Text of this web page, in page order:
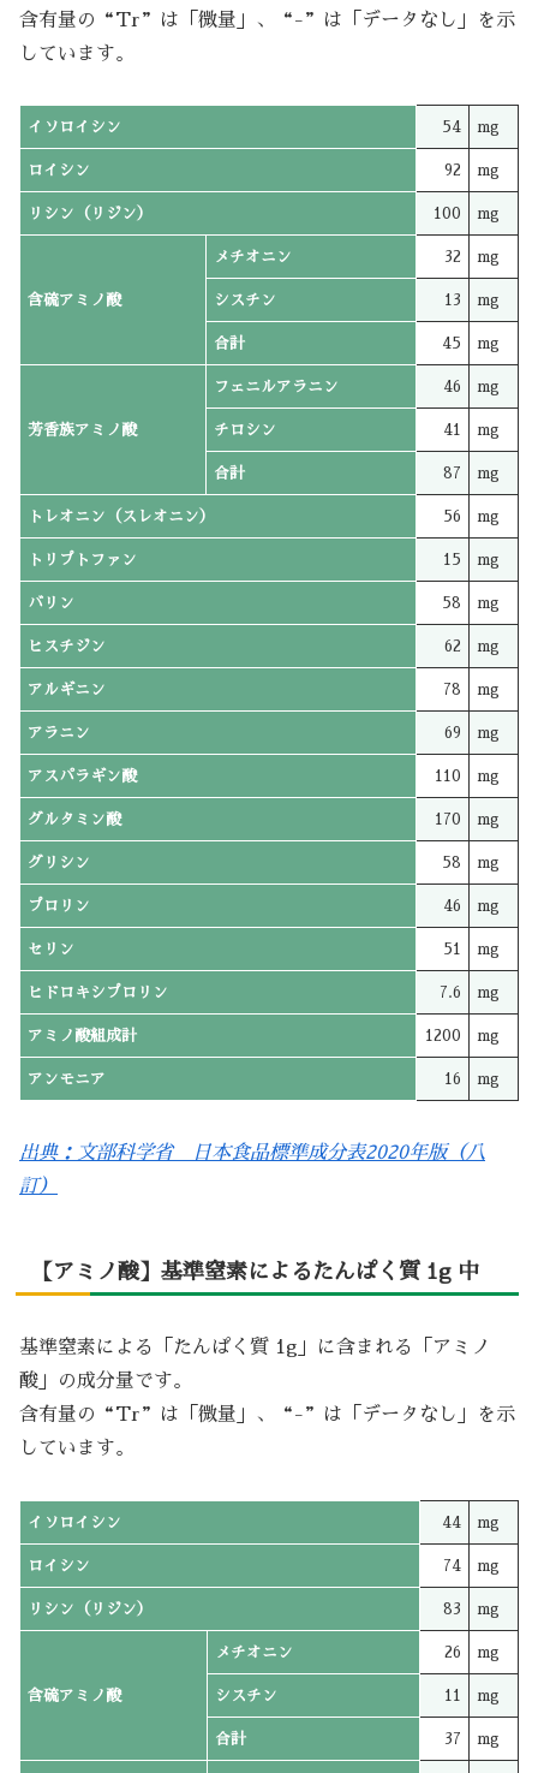
含有量の“Tr”は「微量」、“-”は「データなし」を示
しています。
イソロイシン 54 mg
ロイシン 92 mg
リシン（リジン） 100 mg
含硫アミノ酸
メチオニン 32 mg
シスチン 13 mg
合計 45 mg
芳香族アミノ酸
フェニルアラニン 46 mg
チロシン 41 mg
合計 87 mg
トレオニン（スレオニン） 56 mg
トリプトファン 15 mg
バリン 58 mg
ヒスチジン 62 mg
アルギニン 78 mg
アラニン 69 mg
アスパラギン酸 110 mg
グルタミン酸 170 mg
グリシン 58 mg
プロリン 46 mg
セリン 51 mg
ヒドロキシプロリン 7.6 mg
アミノ酸組成計 1200 mg
アンモニア 16 mg
出典：文部科学省 日本食品標準成分表2020年版（八
訂）
【アミノ酸】基準窒素によるたんぱく質 1g 中
基準窒素による「たんぱく質 1g」に含まれる「アミノ
酸」の成分量です。
含有量の“Tr”は「微量」、“-”は「データなし」を示
しています。
イソロイシン 44 mg
ロイシン 74 mg
リシン（リジン） 83 mg
含硫アミノ酸
メチオニン 26 mg
シスチン 11 mg
合計 37 mg